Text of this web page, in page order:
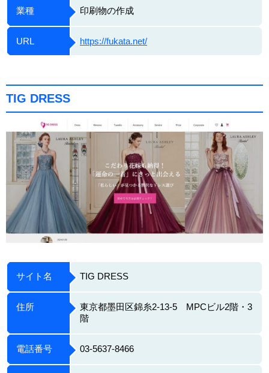
業種 印刷物の作成
URL https://fukata.net/
TIG DRESS
サイト名 TIG DRESS
住所
東京都墨田区錦糸2-13-5 MPCビル2階・3
階
電話番号 03-5637-8466